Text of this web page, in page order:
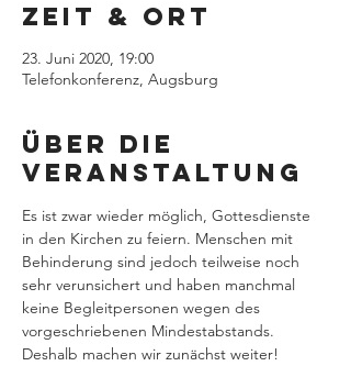
Zeit & Ort
23. Juni 2020, 19:00
Telefonkonferenz, Augsburg
Über die
Veranstaltung
Es ist zwar wieder möglich, Gottesdienste
in den Kirchen zu feiern. Menschen mit
Behinderung sind jedoch teilweise noch
sehr verunsichert und haben manchmal
keine Begleitpersonen wegen des
vorgeschriebenen Mindestabstands.
Deshalb machen wir zunächst weiter!